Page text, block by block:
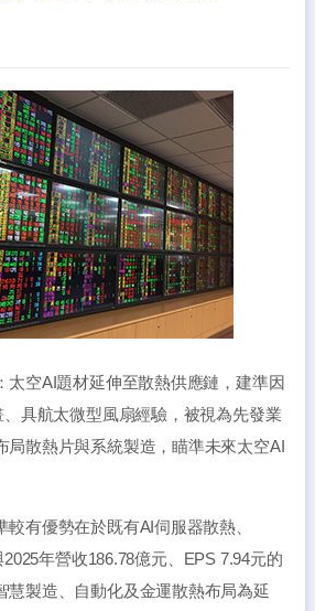
太空AI題材延伸至散熱供應鏈，建準因
具航太微型風扇經驗，被視為先發業
局散熱片與系統製造，瞄準未來太空AI
較有優勢在於既有AI伺服器散熱、
年營收186.78億元、EPS 7.94元的
慧製造、自動化及金運散熱布局為延